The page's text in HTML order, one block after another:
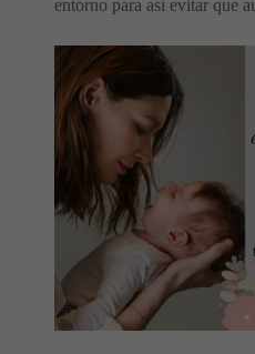
entorno para así evitar que